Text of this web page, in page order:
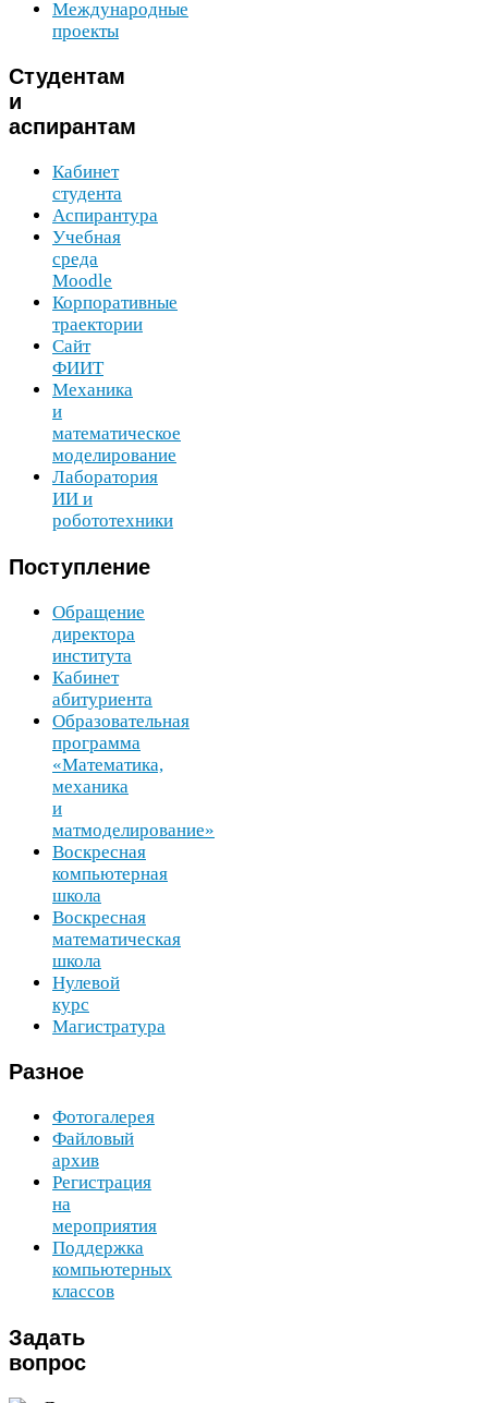
Международные
проекты
Студентам
и
аспирантам
Кабинет
студента
Аспирантура
Учебная
среда
Moodle
Корпоративные
траектории
Сайт
ФИИТ
Механика
и
математическое
моделирование
Лаборатория
ИИ и
робототехники
Поступление
Обращение
директора
института
Кабинет
абитуриента
Образовательная
программа
«Математика,
механика
и
матмоделирование»
Воскресная
компьютерная
школа
Воскресная
математическая
школа
Нулевой
курс
Магистратура
Разное
Фотогалерея
Файловый
архив
Регистрация
на
мероприятия
Поддержка
компьютерных
классов
Задать
вопрос